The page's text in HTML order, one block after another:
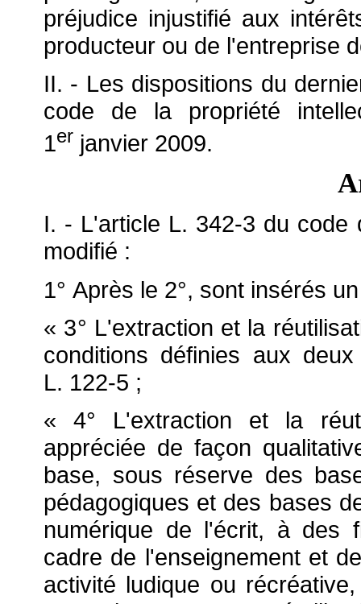
préjudice injustifié aux
producteur ou de l'entreprise
II. - Les dispositions du
code de la propriété
1er janvier 2009.
I. - L'article L. 342-3 du code
modifié :
1° Après le 2°, sont insérés
« 3° L'extraction et la
conditions définies aux
L. 122-5 ;
« 4° L'extraction et la
appréciée de façon
base, sous réserve des
pédagogiques et des bases
numérique de l'écrit, à des
cadre de l'enseignement et
activité ludique ou